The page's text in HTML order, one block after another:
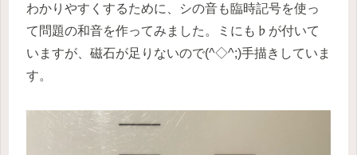
わかりやすくするために、シの音も臨時記号を使っ
て問題の和音を作ってみました。ミにも♭が付いて
いますが、磁石が足りないので(^◇^;)手描きしていま
す。